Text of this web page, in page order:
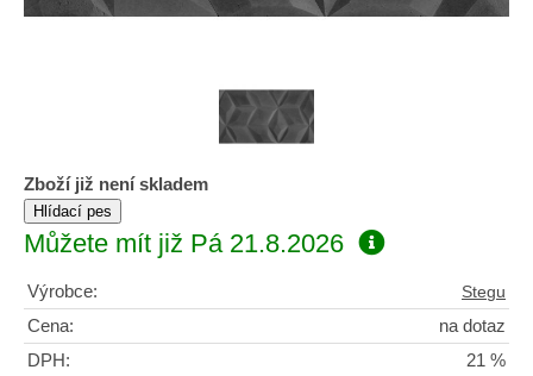
Zboží již není skladem
Můžete mít již Pá 21.8.2026
Výrobce: Stegu
Cena:
na dotaz
DPH:
21 %